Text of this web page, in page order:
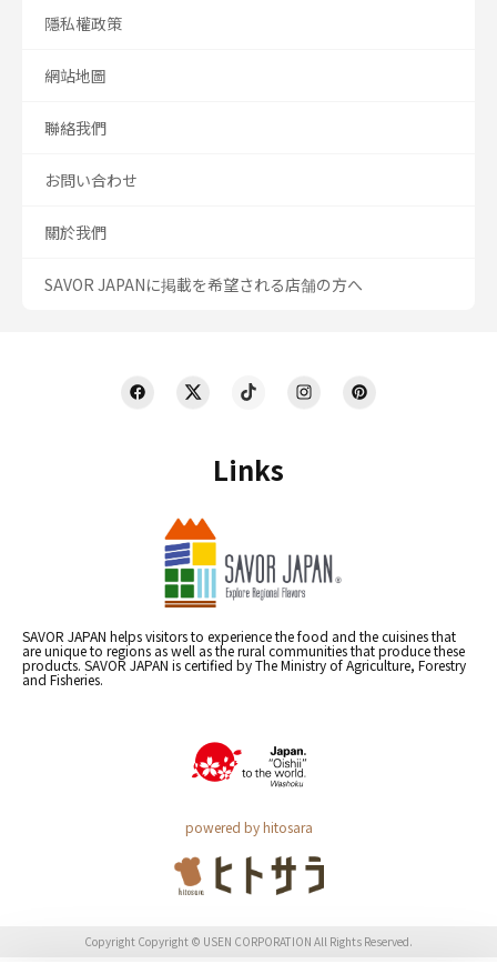
Links
SAVOR JAPAN helps visitors to experience the food and the cuisines that
are unique to regions as well as the rural communities that produce these
products. SAVOR JAPAN is certified by The Ministry of Agriculture, Forestry
and Fisheries.
powered by hitosara
隱私權政策
網站地圖
聯絡我們
お問い合わせ
關於我們
SAVOR JAPANに掲載を希望される店舗の方へ
Copyright Copyright © USEN CORPORATION All Rights Reserved.